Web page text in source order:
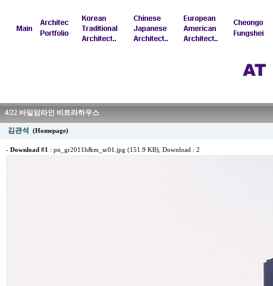
4/22 바일암라인 비트라하우스
김관석 (Homepage)
- Download #1 : pn_gr2011h&m_sc01.jpg (151.9 KB) , Download : 2